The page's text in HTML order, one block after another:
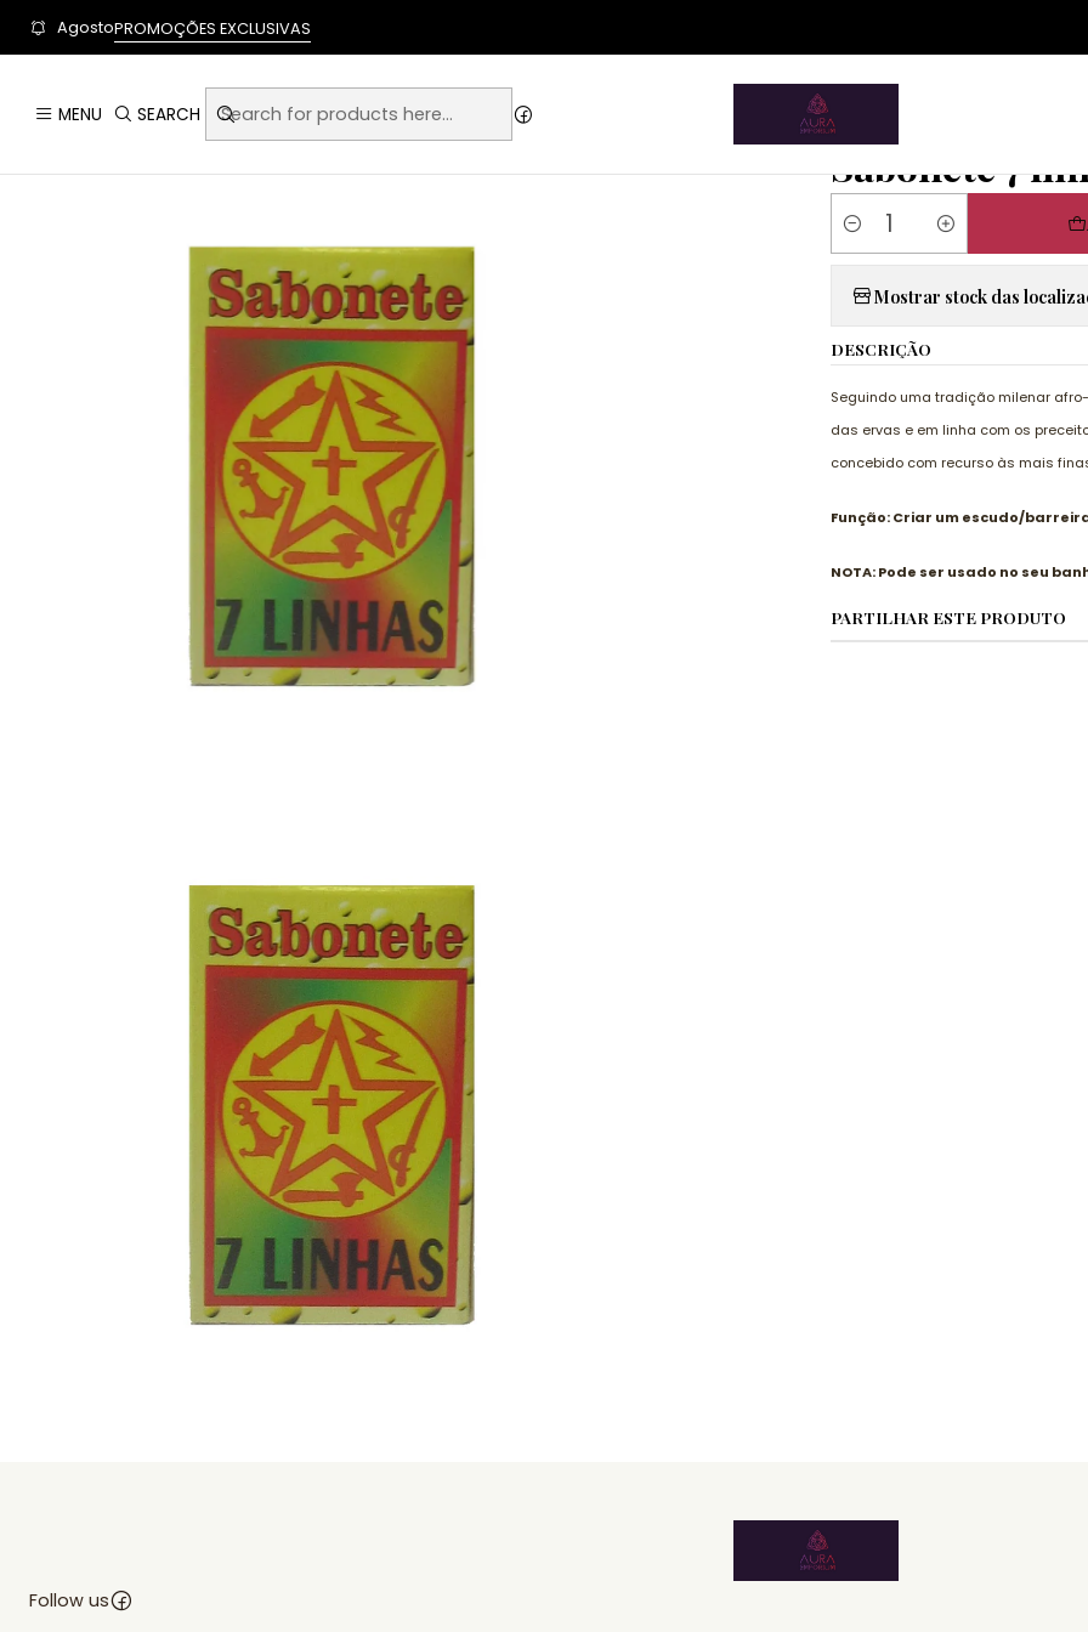
User-agent: * Allow: / Sitemap: https://www.auraemporium.pt/sitemap.xml
MENU SEARCH
AgostoPROMOÇÕES EXCLUSIVAS
Home
Artigos Esotéricos Sabões e Sabonetes Sabonete 7
|
Sabonete 7
Quantity
Mostrar stock das
DESCRIÇÃO
Seguindo uma tradição milenar
das ervas e em linha com os
concebido com recurso às mais
Função: Criar um escudo/
NOTA: Pode ser usado no seu
PARTILHAR ESTE PRODUTO
Follow us